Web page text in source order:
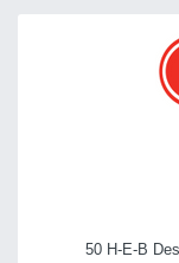
50 H-E-B